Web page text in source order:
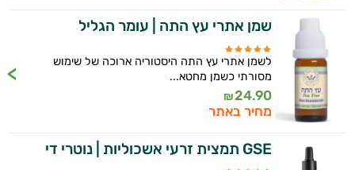
מיגרנה - כאב ראש
מערכת החיסון
נשים
שמן אתרי עץ התה | עומר הגליל
לשמן אתרי עץ התה היסטוריה ארוכה של שימוש
מסורתי כשמן מחטא...
24.90
₪
מחיר באתר
GSE תמצית זרעי אשכוליות | נוטרי די